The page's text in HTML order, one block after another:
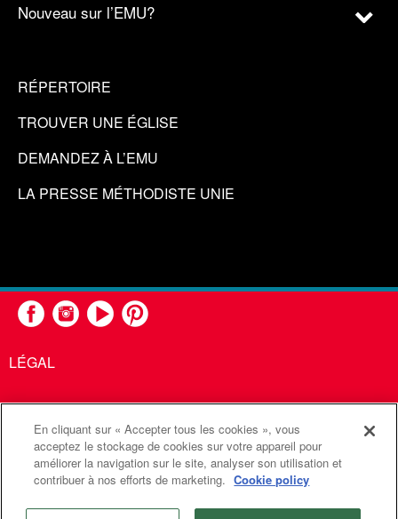
Nouveau sur l’EMU?
RÉPERTOIRE
TROUVER UNE ÉGLISE
DEMANDEZ À L’EMU
LA PRESSE MÉTHODISTE UNIE
LÉGAL
United Methodist Communications est une agence de l'Église
Méthodiste Unie
Communications Méthodistes Unies. Tous droits
réservés
En cliquant sur « Accepter tous les cookies », vous
acceptez le stockage de cookies sur votre appareil pour
améliorer la navigation sur le site, analyser son utilisation et
contribuer à nos efforts de marketing. Cookie policy